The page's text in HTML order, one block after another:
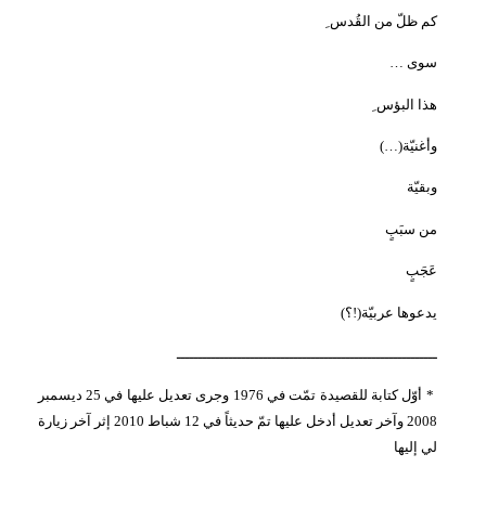
كم ظلّ من القُدس ِ
سوى …
هذا البؤس ِ
وأغنيّة(…)
وبقيّة
من سبَبٍ
عَجَبٍ
يدعوها عربيّة(!؟)
ــــــــــــــــــــــــــــــــــــــــــــــــــــــــــــ
* أوّل كتابة للقصيدة تمّت في 1976
وجرى تعديل عليها في 25 ديسمبر
2008
وآخر تعديل أدخل عليها تمّ حديثاً في 12 شباط 2010 إثر آخر زيارة
لي إليها